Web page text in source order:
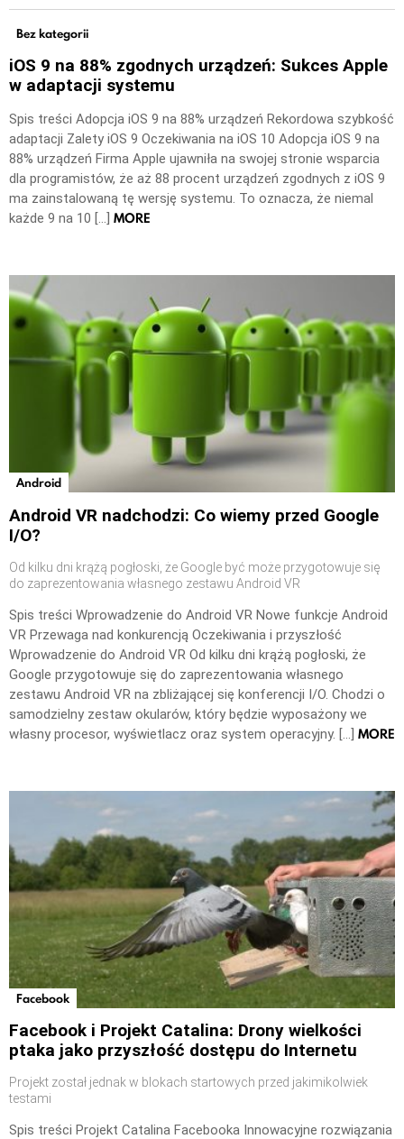
Bez kategorii
iOS 9 na 88% zgodnych urządzeń: Sukces Apple
w adaptacji systemu
Spis treści Adopcja iOS 9 na 88% urządzeń Rekordowa szybkość
adaptacji Zalety iOS 9 Oczekiwania na iOS 10 Adopcja iOS 9 na
88% urządzeń Firma Apple ujawniła na swojej stronie wsparcia
dla programistów, że aż 88 procent urządzeń zgodnych z iOS 9
ma zainstalowaną tę wersję systemu. To oznacza, że niemal
każde 9 na 10 […] MORE
Android
Android VR nadchodzi: Co wiemy przed Google
I/O?
Od kilku dni krążą pogłoski, że Google być może przygotowuje się
do zaprezentowania własnego zestawu Android VR
Spis treści Wprowadzenie do Android VR Nowe funkcje Android
VR Przewaga nad konkurencją Oczekiwania i przyszłość
Wprowadzenie do Android VR Od kilku dni krążą pogłoski, że
Google przygotowuje się do zaprezentowania własnego
zestawu Android VR na zbliżającej się konferencji I/O. Chodzi o
samodzielny zestaw okularów, który będzie wyposażony we
własny procesor, wyświetlacz oraz system operacyjny. […] MORE
Facebook
Facebook i Projekt Catalina: Drony wielkości
ptaka jako przyszłość dostępu do Internetu
Projekt został jednak w blokach startowych przed jakimikolwiek
testami
Spis treści Projekt Catalina Facebooka Innowacyjne rozwiązania